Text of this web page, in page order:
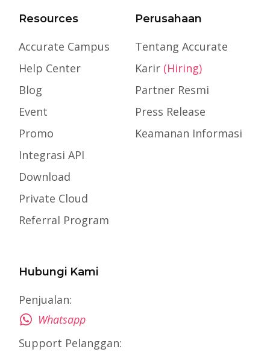
Resources
Accurate Campus
Help Center
Blog
Event
Promo
Integrasi API
Download
Private Cloud
Referral Program
Perusahaan
Tentang Accurate
Karir (Hiring)
Partner Resmi
Press Release
Keamanan Informasi
Hubungi Kami
Penjualan:
Whatsapp
Support Pelanggan: